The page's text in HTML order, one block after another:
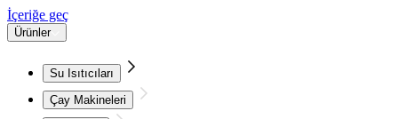
İçeriğe geç
Ürünler
Su Isıtıcıları
Çay Makineleri